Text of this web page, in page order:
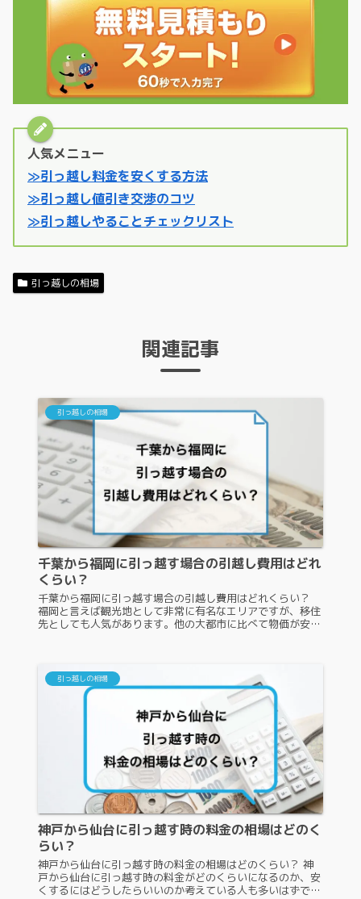
人気メニュー
≫引っ越し料金を安くする方法
≫引っ越し値引き交渉のコツ
≫引っ越しやることチェックリスト
引っ越しの相場
関連記事
引っ越しの相場
千葉から福岡に引っ越す場合の引越し費用はどれ
くらい？
千葉から福岡に引っ越す場合の引越し費用はどれくらい？
福岡と言えば観光地として非常に有名なエリアですが、移住
先としても人気があります。他の大都市に比べて物価が安
引っ越しの相場
神戸から仙台に引っ越す時の料金の相場はどのく
らい？
神戸から仙台に引っ越す時の料金の相場はどのくらい？ 神
戸から仙台に引っ越す時の料金がどのくらいになるのか、安
くするにはどうしたらいいのか考えている人も多いはずで